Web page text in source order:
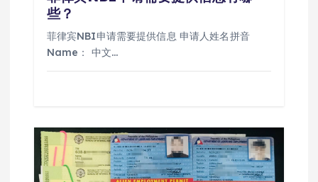
些？
菲律宾NBI申请需要提供信息 申请人姓名拼音
Name： 中文…